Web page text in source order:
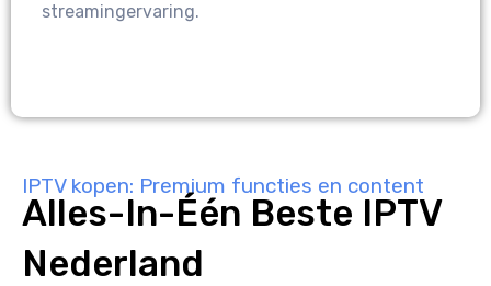
streamingervaring.
IPTV kopen: Premium functies en content
Alles-In-Één Beste IPTV
Nederland